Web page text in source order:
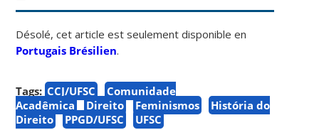
Désolé, cet article est seulement disponible en
Portugais Brésilien.
Tags: CCJ/UFSC
Comunidade
Acadêmica
Direito Feminismos
História do
Direito
PPGD/UFSC UFSC